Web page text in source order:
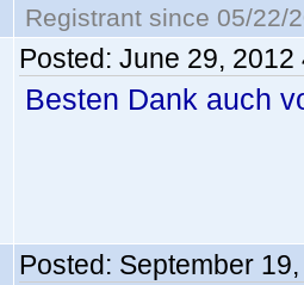
Registrant since 05/22/
Posted: June 29, 2012
Besten Dank auch
Posted: September